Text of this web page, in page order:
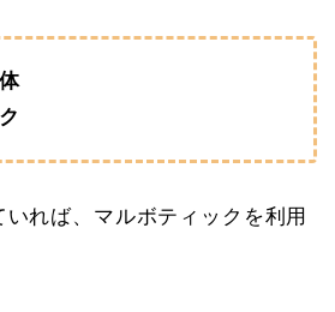
れば、マルボティックを利用